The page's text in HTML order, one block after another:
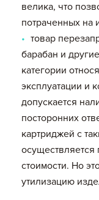
велика, что
потраченных на
товар
барабан и
категории
эксплуатации и
допускается
посторонних
картриджей с
стоимости. Но
утилизацию